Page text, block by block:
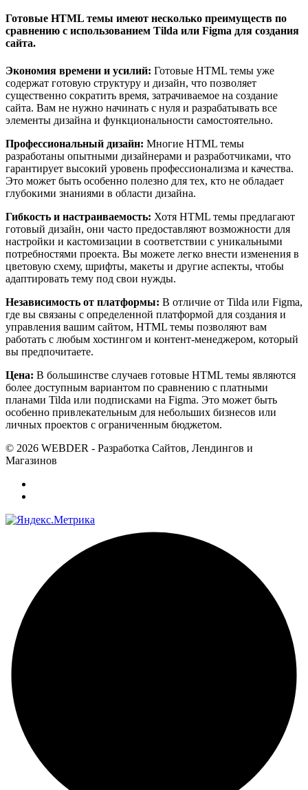
Готовые HTML темы имеют несколько преимуществ по
сравнению с использованием Tilda или Figma для создания
сайта.
Экономия времени и усилий: Готовые HTML темы уже
содержат готовую структуру и дизайн, что позволяет
существенно сократить время, затрачиваемое на создание
сайта. Вам не нужно начинать с нуля и разрабатывать все
элементы дизайна и функциональности самостоятельно.
Профессиональный дизайн: Многие HTML темы
разработаны опытными дизайнерами и разработчиками, что
гарантирует высокий уровень профессионализма и качества.
Это может быть особенно полезно для тех, кто не обладает
глубокими знаниями в области дизайна.
Гибкость и настраиваемость: Хотя HTML темы предлагают
готовый дизайн, они часто предоставляют возможности для
настройки и кастомизации в соответствии с уникальными
потребностями проекта. Вы можете легко внести изменения в
цветовую схему, шрифты, макеты и другие аспекты, чтобы
адаптировать тему под свои нужды.
Независимость от платформы: В отличие от Tilda или Figma,
где вы связаны с определенной платформой для создания и
управления вашим сайтом, HTML темы позволяют вам
работать с любым хостингом и контент-менеджером, который
вы предпочитаете.
Цена: В большинстве случаев готовые HTML темы являются
более доступным вариантом по сравнению с платными
планами Tilda или подписками на Figma. Это может быть
особенно привлекательным для небольших бизнесов или
личных проектов с ограниченным бюджетом.
© 2026 WEBDER - Разработка Сайтов, Лендингов и
Магазинов